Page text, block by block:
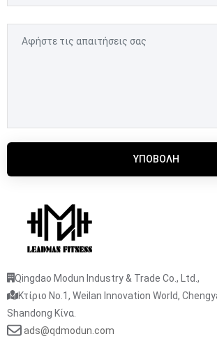
ΥΠΟΒΟΛΉ
Qingdao Modun Industry & Trade Co., Ltd.,
Κτίριο No.1, Weilan Innovation World,
Shandong Κίνα.
ads@qdmodun.com